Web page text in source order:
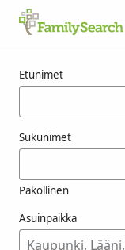
Etunimet
Sukunimet
Pakollinen
Asuinpaikka